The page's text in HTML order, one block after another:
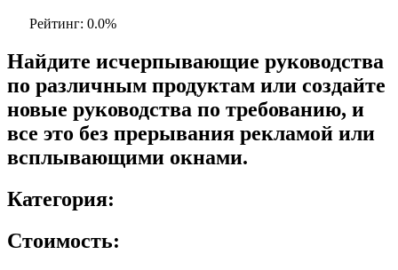
Рейтинг: 0.0%
Найдите исчерпывающие руководства
по различным продуктам или создайте
новые руководства по требованию, и
все это без прерывания рекламой или
всплывающими окнами.
Категория:
Стоимость: